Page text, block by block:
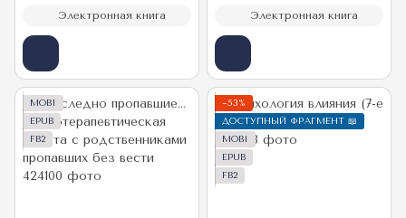
Электронная книга
основных проблем в
терапии принятия и
ответственности
Электронная книга
MOBI
EPUB
FB2
−53%
ДОСТУПНЫЙ ФРАГМЕНТ 📖
MOBI
EPUB
FB2